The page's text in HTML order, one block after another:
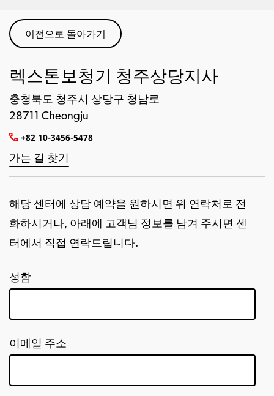
이전으로 돌아가기
렉스톤보청기 청주상당지사
충청북도 청주시 상당구 청남로
28711 Cheongju
+82 10-3456-5478
가는 길 찾기
해당 센터에 상담 예약을 원하시면 위 연락처로 전
화하시거나, 아래에 고객님 정보를 남겨 주시면 센
터에서 직접 연락드립니다.
성함
이메일 주소